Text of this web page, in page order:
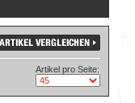
Artikel pro Seite: